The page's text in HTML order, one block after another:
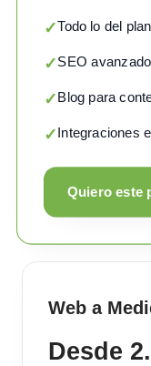
✓Todo lo del
✓SEO
✓Blog para
✓Integraciones
Quiero este
Web a
Desde